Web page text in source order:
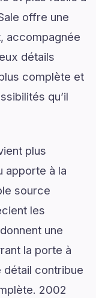
offre une
accompagnée
détails
complète et
qu’il
plus
apporte à la
source
les
une
la porte à
détail contribue
2002